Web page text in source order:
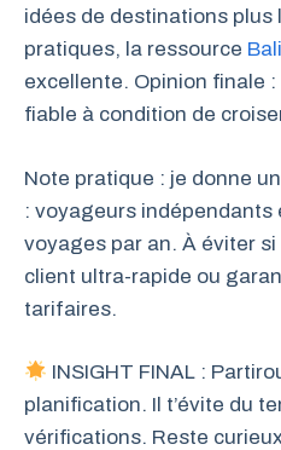
idées de destinations
pratiques, la ressource
excellente. Opinion finale
fiable à condition de
Note pratique : je donne
: voyageurs
voyages par an. À éviter
client ultra-rapide ou
tarifaires.
INSIGHT FINAL :
planification. Il t’évite du
vérifications. Reste